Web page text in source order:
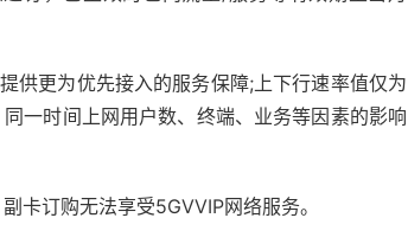
供更为优先接入的服务保障;上下行速率值仅为
一时间上网用户数、终端、业务等因素的影响
卡订购无法享受5GVVIP网络服务。